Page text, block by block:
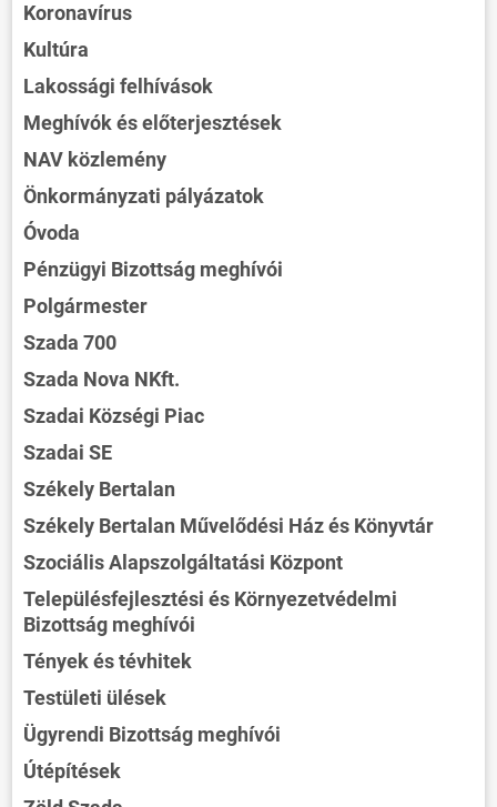
Koronavírus
Kultúra
Lakossági felhívások
Meghívók és előterjesztések
NAV közlemény
Önkormányzati pályázatok
Óvoda
Pénzügyi Bizottság meghívói
Polgármester
Szada 700
Szada Nova NKft.
Szadai Községi Piac
Szadai SE
Székely Bertalan
Székely Bertalan Művelődési Ház és Könyvtár
Szociális Alapszolgáltatási Központ
Településfejlesztési és Környezetvédelmi
Bizottság meghívói
Tények és tévhitek
Testületi ülések
Ügyrendi Bizottság meghívói
Útépítések